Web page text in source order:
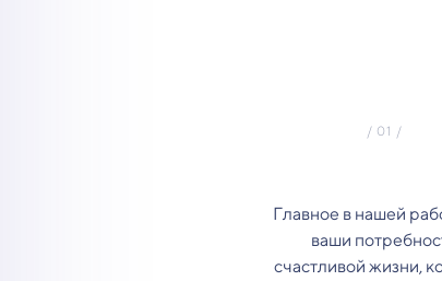
Главное в нашей
ваши
счастливой жизни,